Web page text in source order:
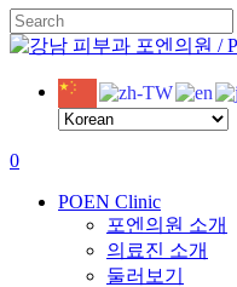
Skip
to
main
content
Close
0
POEN Clinic
포엔의원 소개
의료진 소개
둘러보기